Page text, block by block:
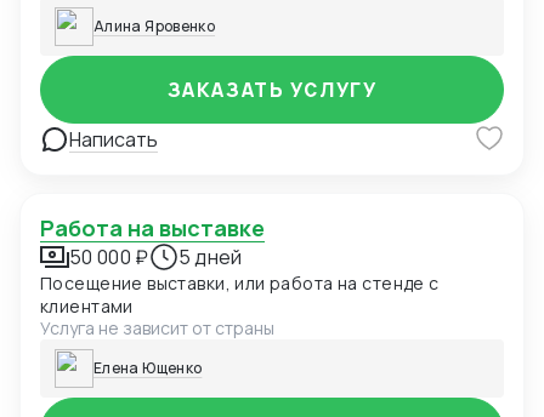
Алина Яровенко
Написать
ЗАКАЗАТЬ УСЛУГУ
Работа на выставке
50 000 ₽ 5 дней
Посещение выставки, или работа на стенде с
клиентами
Услуга не зависит от страны
Елена Ющенко